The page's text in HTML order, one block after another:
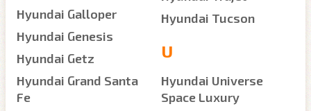
Hyundai Galloper
Hyundai Genesis
Hyundai Getz
Hyundai Grand Santa
Fe
Hyundai Tucson
U
Hyundai Universe
Space Luxury